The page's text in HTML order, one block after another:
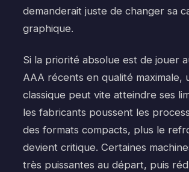
demanderait juste de changer sa
graphique.
Si la priorité absolue est de jouer
AAA récents en qualité maximale,
classique peut vite atteindre ses
les fabricants poussent les
des formats compacts, plus le
devient critique. Certaines
très puissantes au départ, puis